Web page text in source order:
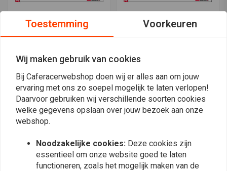
€376,73 €470,91 €565,54
Meest bekeken 24
Op de hoogte blijven?
Toestemming Voorkeuren
Wij maken gebruik van cookies
Bij Caferacerwebshop doen wij er alles aan om jouw
ervaring met ons zo soepel mogelijk te laten verlopen!
Daarvoor gebruiken wij verschillende soorten cookies
welke gegevens opslaan over jouw bezoek aan onze
webshop.
Noodzakelijke cookies: Deze cookies zijn
essentieel om onze website goed te laten
functioneren, zoals het mogelijk maken van de